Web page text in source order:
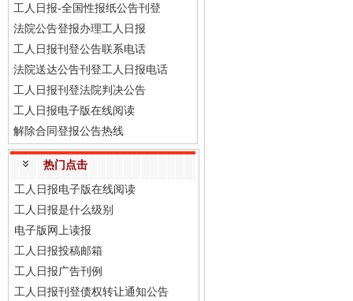
工人日报-全国性报纸公告刊登
法院公告登报办理工人日报
工人日报刊登公告联系电话
法院送达公告刊登工人日报电话
工人日报刊登法院判决公告
工人日报电子版在线阅读
解除合同登报公告热线
热门点击
工人日报电子版在线阅读
工人日报是什么级别
电子版网上读报
工人日报投稿邮箱
工人日报广告刊例
工人日报刊登债权转让通知公告